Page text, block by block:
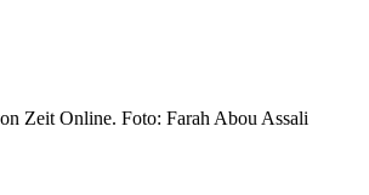
Zeit Online. Foto: Farah Abou Assali